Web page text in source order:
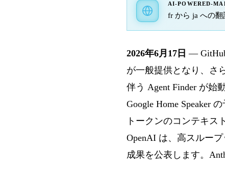
AI-POWERED-
fr から ja への翻
2026年6月17日 —
が一般提供となり、さ
伴う Agent Finder が始
Google Home Speaker
トークンのコンテキス
OpenAI は、高スルー
成果を公表します。